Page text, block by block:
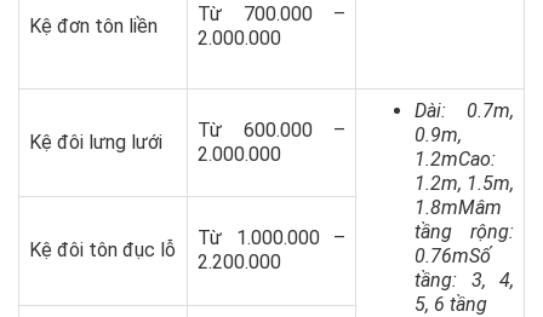
Kệ đơn tôn liền
Từ 700.000 –
2.000.000
Kệ đôi lưng lưới
Từ 600.000 –
2.000.000
Dài: 0.7m,
0.9m,
1.2mCao:
1.2m, 1.5m,
1.8mMâm
tầng rộng:
0.76mSố
tầng: 3, 4,
5, 6 tầng
Kệ đôi tôn đục lỗ
Từ 1.000.000 –
2.200.000